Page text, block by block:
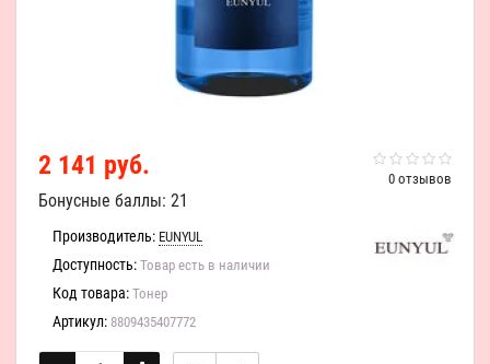
0 отзывов
2 141 руб.
Бонусные баллы: 21
Производитель: EUNYUL
Доступность: Товар есть в наличии
Код товара: Тонер
Артикул: 8809435407772